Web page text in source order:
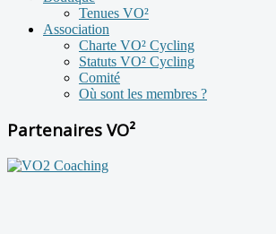
Tenues VO²
Association
Charte VO² Cycling
Statuts VO² Cycling
Comité
Où sont les membres ?
Partenaires VO²